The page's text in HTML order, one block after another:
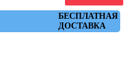
БЕСПЛАТНАЯ
ДОСТАВКА